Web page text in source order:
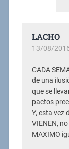
LACHO
13/08/
CADA
de una
que se
pactos
Y, esta vez
VIENEN,
MAXIMO